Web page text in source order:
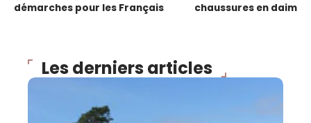
démarches pour les Français
chaussures en daim
Les derniers articles